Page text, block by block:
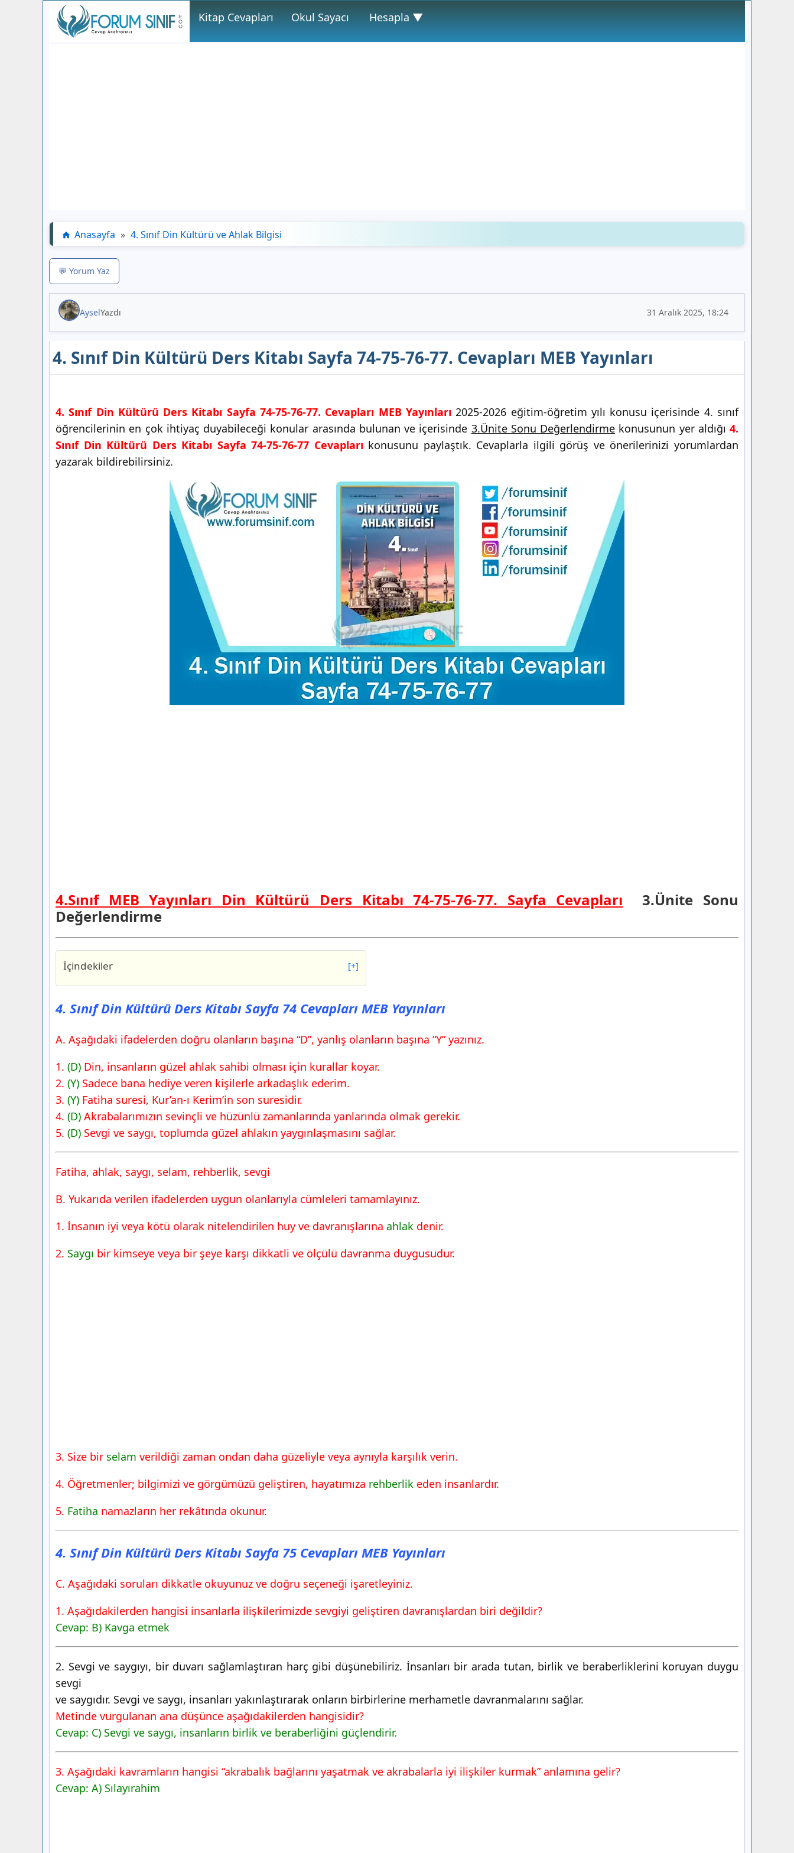
Kitap Cevapları Okul Sayacı Hesapla ▼
Anasayfa » 4. Sınıf Din Kültürü ve Ahlak Bilgisi
💬 Yorum Yaz
AyselYazdı 31 Aralık 2025, 18:24
4. Sınıf Din Kültürü Ders Kitabı Sayfa 74-75-76-77. Cevapları MEB Yayınları
4. Sınıf Din Kültürü Ders Kitabı Sayfa 74-75-76-77. Cevapları MEB Yayınları2025-2026 eğitim-öğretim yılı konusu içerisinde 4. sınıf
öğrencilerinin en çok ihtiyaç duyabileceği konular arasında bulunan ve içerisinde 3.Ünite Sonu Değerlendirme konusunun yer aldığı 4.
Sınıf Din Kültürü Ders Kitabı Sayfa 74-75-76-77 Cevaplarıkonusunu paylaştık. Cevaplarla ilgili görüş ve önerilerinizi yorumlardan
yazarak bildirebilirsiniz.
4.Sınıf MEB Yayınları Din Kültürü Ders Kitabı 74-75-76-77. Sayfa Cevapları 3.Ünite Sonu
Değerlendirme
İçindekiler [+]
4. Sınıf Din Kültürü Ders Kitabı Sayfa 74 Cevapları MEB
Yayınları
4. Sınıf Din Kültürü Ders Kitabı Sayfa 75 Cevapları MEB
Yayınları
4. Sınıf Din Kültürü Ders Kitabı Sayfa 76 Cevapları MEB
Yayınları
4. Sınıf Din Kültürü Ders Kitabı Sayfa 77 Cevapları MEB
Yayınları
4. Sınıf Din Kültürü Ders Kitabı Sayfa 74 Cevapları MEB Yayınları
A. Aşağıdaki ifadelerden doğru olanların başına “D”, yanlış olanların başına “Y” yazınız.
1. (D) Din, insanların güzel ahlak sahibi olması için kurallar koyar.
2. (Y) Sadece bana hediye veren kişilerle arkadaşlık ederim.
3. (Y) Fatiha suresi, Kur’an-ı Kerim’in son suresidir.
4. (D) Akrabalarımızın sevinçli ve hüzünlü zamanlarında yanlarında olmak gerekir.
5. (D) Sevgi ve saygı, toplumda güzel ahlakın yaygınlaşmasını sağlar.
Fatiha, ahlak, saygı, selam, rehberlik, sevgi
B. Yukarıda verilen ifadelerden uygun olanlarıyla cümleleri tamamlayınız.
1. İnsanın iyi veya kötü olarak nitelendirilen huy ve davranışlarına ahlak denir.
2. Saygı bir kimseye veya bir şeye karşı dikkatli ve ölçülü davranma duygusudur.
3. Size bir selam verildiği zaman ondan daha güzeliyle veya aynıyla karşılık verin.
4. Öğretmenler; bilgimizi ve görgümüzü geliştiren, hayatımıza rehberlik eden insanlardır.
5. Fatiha namazların her rekâtında okunur.
4. Sınıf Din Kültürü Ders Kitabı Sayfa 75 Cevapları MEB Yayınları
C. Aşağıdaki soruları dikkatle okuyunuz ve doğru seçeneği işaretleyiniz.
1. Aşağıdakilerden hangisi insanlarla ilişkilerimizde sevgiyi geliştiren davranışlardan biri değildir?
Cevap: B) Kavga etmek
2. Sevgi ve saygıyı, bir duvarı sağlamlaştıran harç gibi düşünebiliriz. İnsanları bir arada tutan, birlik ve beraberliklerini koruyan duygu
sevgi
ve saygıdır. Sevgi ve saygı, insanları yakınlaştırarak onların birbirlerine merhametle davranmalarını sağlar.
Metinde vurgulanan ana düşünce aşağıdakilerden hangisidir?
Cevap: C) Sevgi ve saygı, insanların birlik ve beraberliğini güçlendirir.
3. Aşağıdaki kavramların hangisi “akrabalık bağlarını yaşatmak ve akrabalarla iyi ilişkiler kurmak” anlamına gelir?
Cevap: A) Sılayırahim